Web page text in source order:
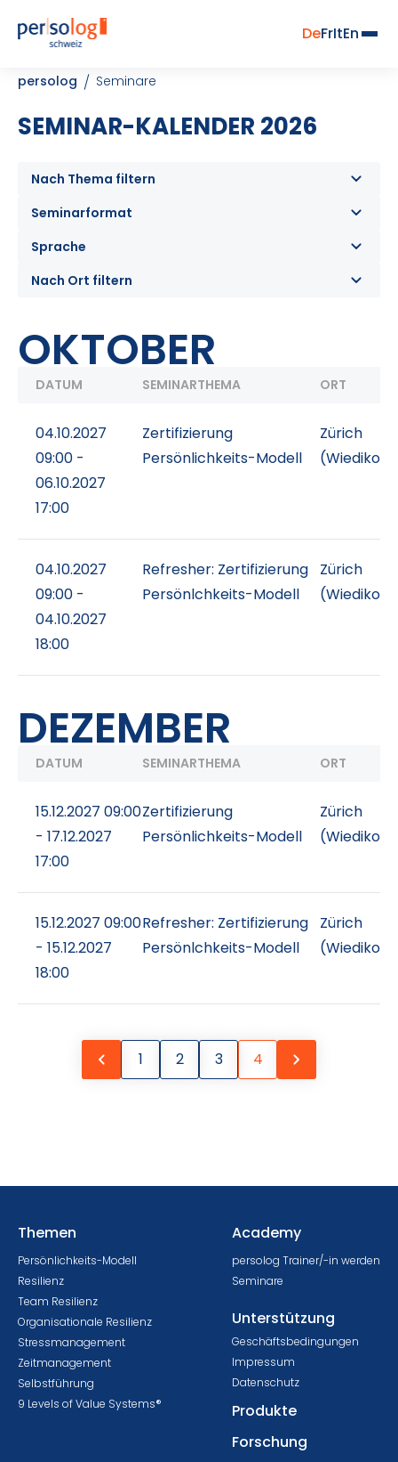
DeFrItEn
persolog Seminare
SEMINAR-KALENDER 2026
Nach Thema filtern
Seminarformat
Sprache
Nach Ort filtern
OKTOBER
DATUM SEMINARTHEMA ORT
04.10.2027
09:00 -
06.10.2027
17:00
Zertifizierung
Persönlichkeits-Modell
Zürich
(Wiedikon)
04.10.2027
09:00 -
04.10.2027
18:00
Refresher: Zertifizierung
Persönlchkeits-Modell
Zürich
(Wiedikon)
DEZEMBER
DATUM SEMINARTHEMA ORT
15.12.2027 09:00
- 17.12.2027
17:00
Zertifizierung
Persönlichkeits-Modell
Zürich
(Wiedikon)
15.12.2027 09:00
- 15.12.2027
18:00
Refresher: Zertifizierung
Persönlchkeits-Modell
Zürich
(Wiedikon)
‹ Prev 1 2 3 4
Next ›
Themen
Persönlichkeits-Modell
Resilienz
Team Resilienz
Organisationale Resilienz
Stressmanagement
Zeitmanagement
Selbstführung
9 Levels of Value Systems®
Academy
persolog Trainer/-in werden
Seminare
Unterstützung
Geschäftsbedingungen
Impressum
Datenschutz
Produkte
Forschung